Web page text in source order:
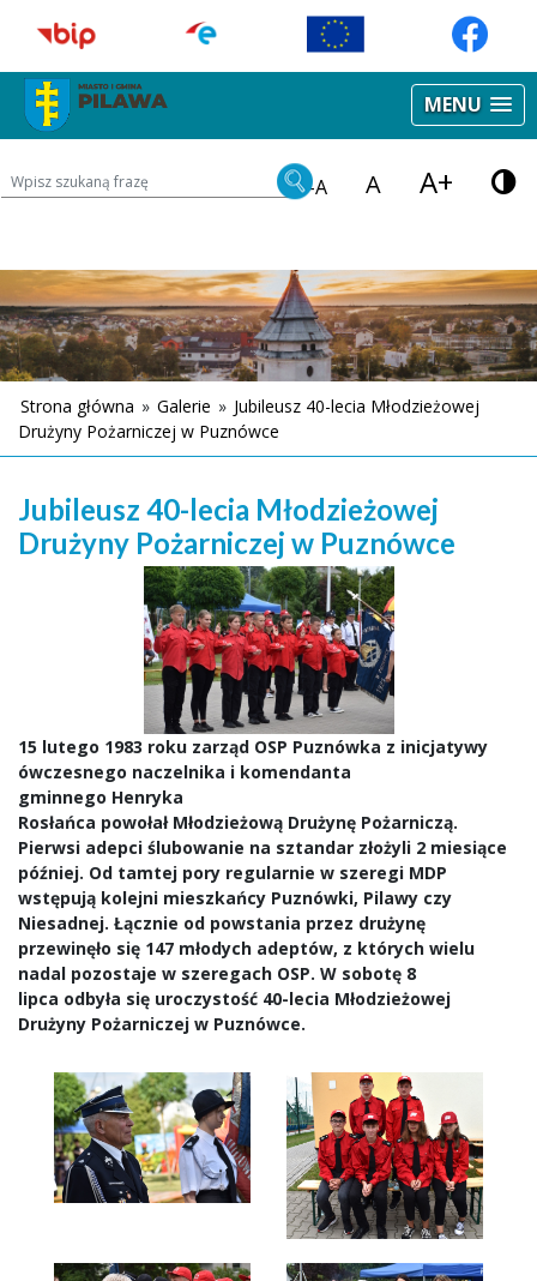
MENU
Wyszukiwarka treści na stronie -A A A+
Strona główna » Galerie » Jubileusz 40-lecia Młodzieżowej
Drużyny Pożarniczej w Puznówce
Jubileusz 40-lecia Młodzieżowej
Drużyny Pożarniczej w Puznówce
15 lutego 1983 roku zarząd OSP Puznówka z inicjatywy
ówczesnego naczelnika i komendanta
gminnego Henryka
Rosłańca powołał Młodzieżową Drużynę Pożarniczą.
Pierwsi adepci ślubowanie na sztandar złożyli 2 miesiące
później. Od tamtej pory regularnie w szeregi MDP
wstępują kolejni mieszkańcy Puznówki, Pilawy czy
Niesadnej. Łącznie od powstania przez drużynę
przewinęło się 147 młodych adeptów, z których wielu
nadal pozostaje w szeregach OSP. W sobotę 8
lipca odbyła się uroczystość 40-lecia Młodzieżowej
Drużyny Pożarniczej w Puznówce.